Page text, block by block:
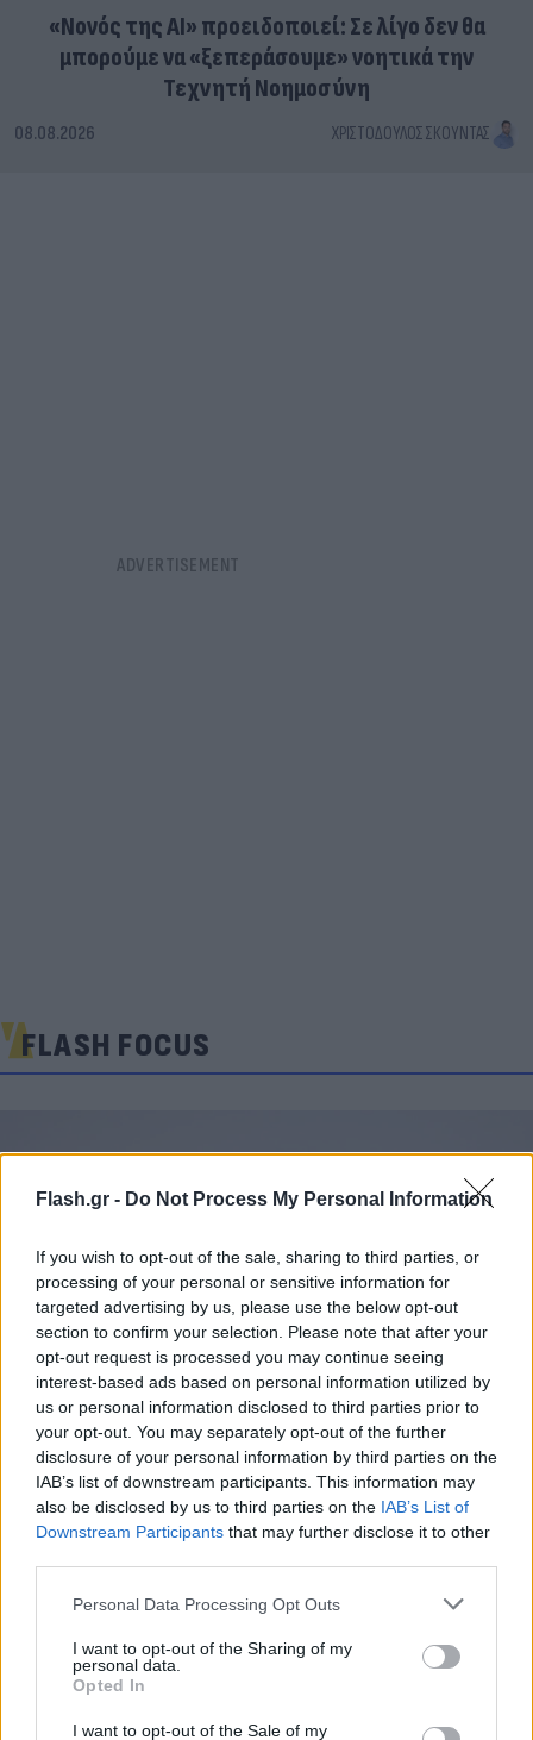
Flash.gr - Do Not Process My Personal Information
If you wish to opt-out of the sale, sharing to third parties, or
processing of your personal or sensitive information for
targeted advertising by us, please use the below opt-out
section to confirm your selection. Please note that after your
opt-out request is processed you may continue seeing
interest-based ads based on personal information utilized by
us or personal information disclosed to third parties prior to
your opt-out. You may separately opt-out of the further
disclosure of your personal information by third parties on the
IAB’s list of downstream participants. This information may
also be disclosed by us to third parties on the IAB’s List of
Downstream Participants that may further disclose it to other
Please note that this website/app uses one or more Google
not limited to your visit or usage behaviour. You may click to
grant or deny consent to Google and its third-party tags to
use your data for below specified purposes in below Google
consent section.
Personal Data Processing Opt Outs
I want to opt-out of the Sharing of my
personal data.
Opted In
I want to opt-out of the Sale of my
«Νονός της AI» προειδοποιεί: Σε λίγο δεν θα
μπορούμε να «ξεπεράσουμε» νοητικά την
Τεχνητή Νοημοσύνη
08.08.2026 ΧΡΙΣΤΌΔΟΥΛΟΣ ΣΚΟΎΝΤΑΣ
FLASH FOCUS
Προκλητικός Φιντάν για το Κυπριακό: «Η
ειρήνη οφείλεται στους Τούρκους
στρατιώτες»